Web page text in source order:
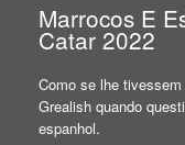
Marrocos E
Catar 2022
Como se lhe
Grealish quando
espanhol.